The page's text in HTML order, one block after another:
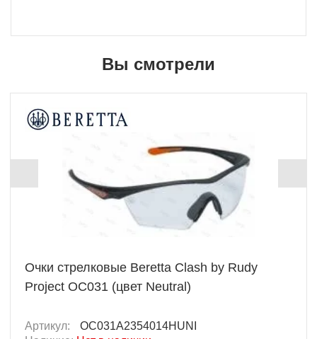
Вы смотрели
Очки стрелковые Beretta Clash by Rudy
Project OC031 (цвет Neutral)
Артикул:
OC031A2354014HUNI